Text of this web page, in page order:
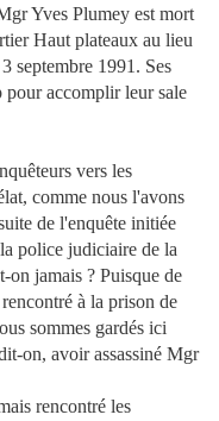
Yves Plumey est mort
Haut plateaux au lieu
septembre 1991. Ses
pour accomplir leur sale
vers les
comme nous l'avons
de l'enquête initiée
police judiciaire de la
on jamais ? Puisque de
à la prison de
sommes gardés ici
on, avoir assassiné Mgr
rencontré les